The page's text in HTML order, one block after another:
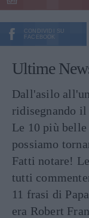
CONDIVIDI SU
FACEBOOK
Ultime
Dall'asilo
ridisegnando il
Le 10 più
possiamo
Fatti notare!
tutti
11 frasi di
era Robert